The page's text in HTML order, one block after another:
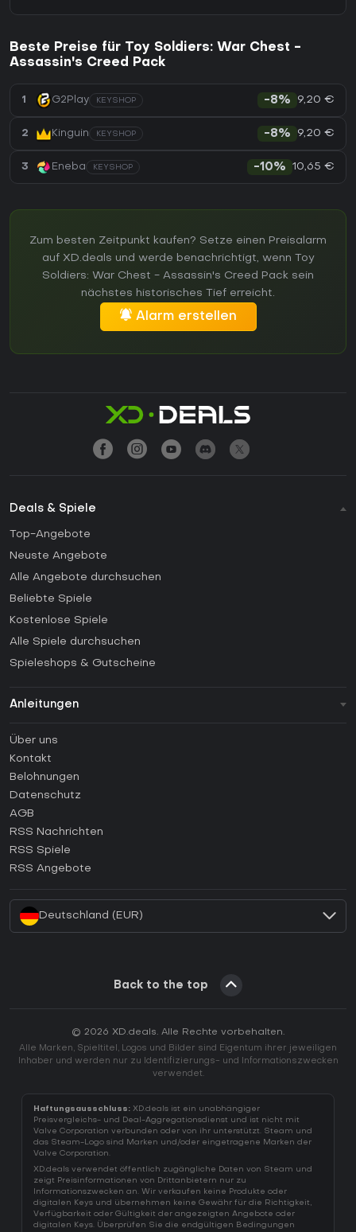
Beste Preise für Toy Soldiers: War Chest -
Assassin's Creed Pack
1 G2Play KEYSHOP -8% 9,20 €
2 Kinguin KEYSHOP -8% 9,20 €
3 Eneba KEYSHOP -10% 10,65 €
Zum besten Zeitpunkt kaufen? Setze einen Preisalarm
auf XD.deals und werde benachrichtigt, wenn Toy
Soldiers: War Chest - Assassin's Creed Pack sein
nächstes historisches Tief erreicht.
Alarm erstellen
Deals & Spiele
Top-Angebote
Neuste Angebote
Alle Angebote durchsuchen
Beliebte Spiele
Kostenlose Spiele
Alle Spiele durchsuchen
Spieleshops & Gutscheine
Anleitungen
Anleitungen
Wie aktiviert man einen Steam CD Key?
Wie aktiviert man einen Epic Games CD Key?
Wie aktiviert man einen GOG CD Key?
Wie aktiviert man einen Ubisoft Connect CD Key?
Wie aktiviert man einen EA App CD Key?
Über uns
Kontakt
Belohnungen
Datenschutz
AGB
RSS Nachrichten
RSS Spiele
RSS Angebote
Deutschland (EUR)
Back to the top
© 2026 XD.deals. Alle Rechte vorbehalten.
Alle Marken, Spieltitel, Logos und Bilder sind Eigentum ihrer jeweiligen
Inhaber und werden nur zu Identifizierungs- und Informationszwecken
verwendet.
Haftungsausschluss: XD.deals ist ein unabhängiger
Preisvergleichs- und Deal-Aggregationsdienst und ist nicht mit
Valve Corporation verbunden oder von ihr unterstützt. Steam und
das Steam-Logo sind Marken und/oder eingetragene Marken der
Valve Corporation.
XD.deals verwendet öffentlich zugängliche Daten von Steam und
zeigt Preisinformationen von Drittanbietern nur zu
Informationszwecken an. Wir verkaufen keine Produkte oder
digitalen Keys und übernehmen keine Gewähr für die Richtigkeit,
Verfügbarkeit oder Gültigkeit der angezeigten Angebote oder
digitalen Keys. Überprüfen Sie die endgültigen Bedingungen